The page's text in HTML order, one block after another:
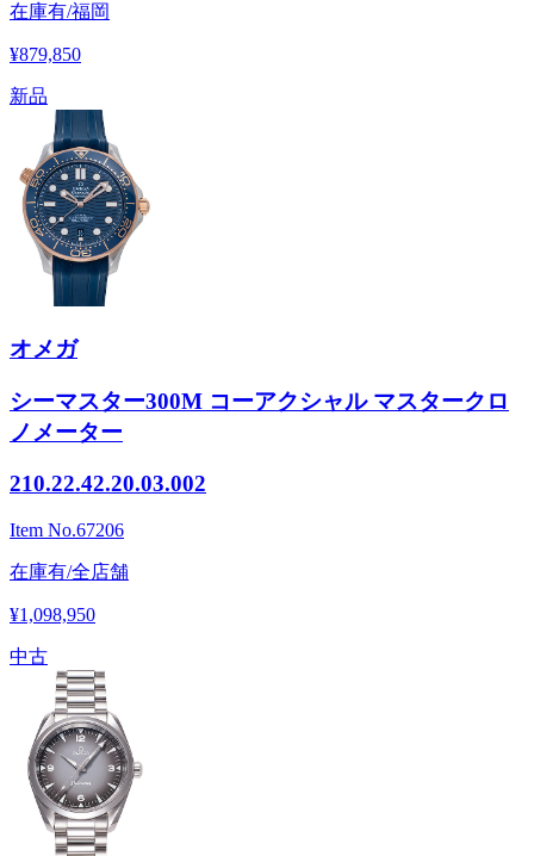
在庫有/福岡
¥879,850
新品
オメガ
シーマスター300M コーアクシャル マスタークロ
ノメーター
210.22.42.20.03.002
Item No.67206
在庫有/全店舗
¥1,098,950
中古